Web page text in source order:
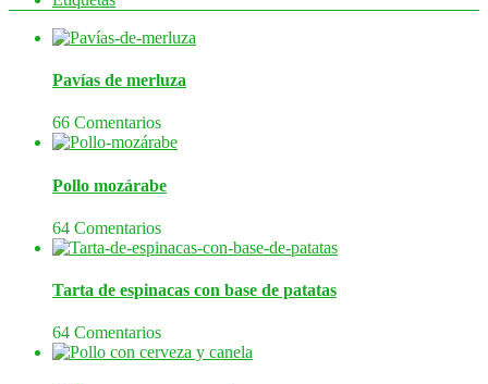
Pavías de merluza
66 Comentarios
Pollo mozárabe
64 Comentarios
Tarta de espinacas con base de patatas
64 Comentarios